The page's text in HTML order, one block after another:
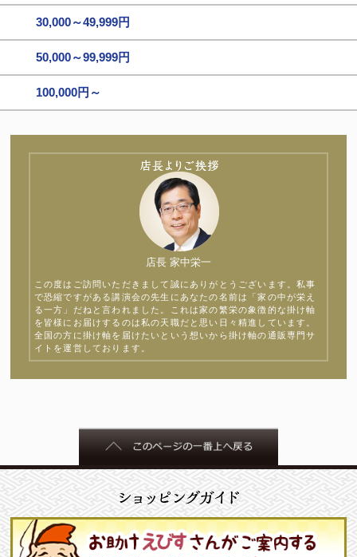
30,000～49,999円
50,000～99,999円
100,000円～
店長 家中栄一
この度はご訪問いただきまして誠にありがとうございます。私事
で恐縮ですがある講演会の先生にあなたの名前は「家の中が栄え
る一方」だねと言われました。これは家の繁栄の象徴的な掛け軸
を皆様にお届けするのは私の天職だと思い日々精進しています。
全国の方に掛け軸を届けたいという想いから掛け軸の通販専門サ
イトを運営しております。